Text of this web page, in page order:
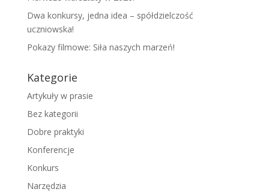
Dwa konkursy, jedna idea – spółdzielczość
uczniowska!
Pokazy filmowe: Siła naszych marzeń!
Kategorie
Artykuły w prasie
Bez kategorii
Dobre praktyki
Konferencje
Konkurs
Narzędzia